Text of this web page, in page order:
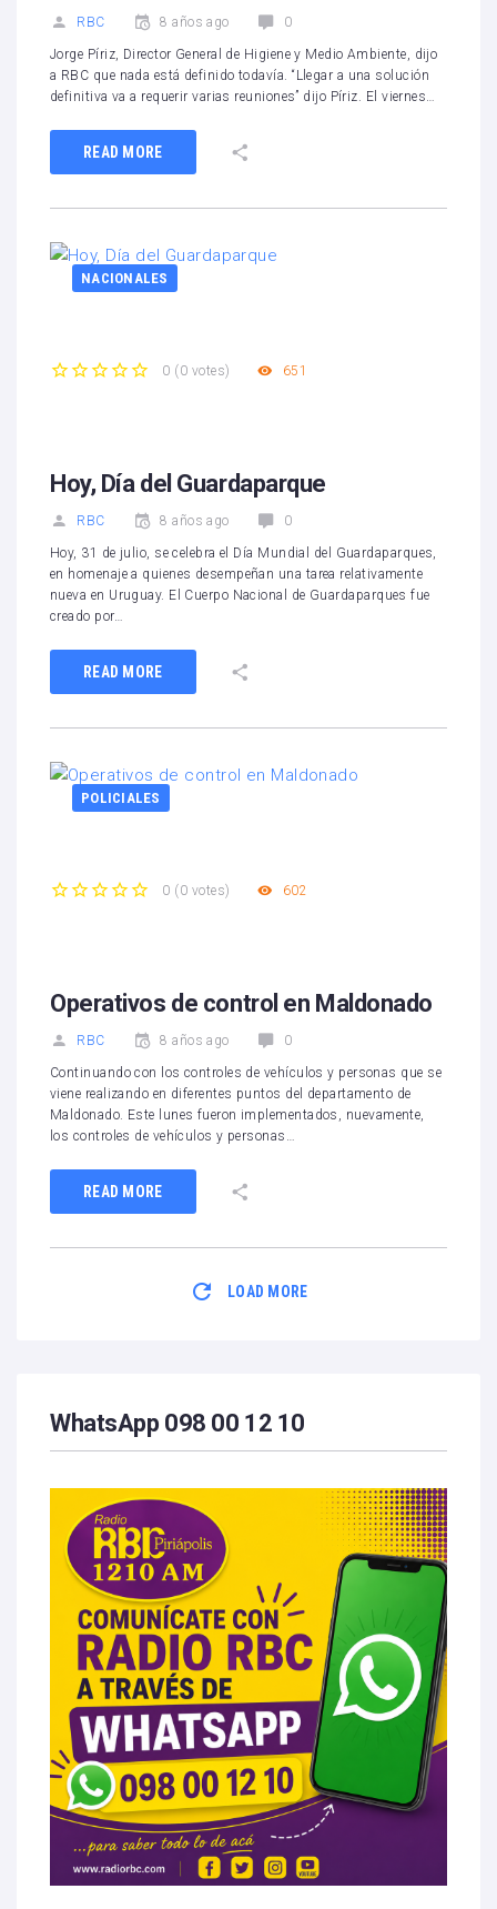
RBC 8 años ago 0
Jorge Píriz, Director General de Higiene y Medio Ambiente, dijo
a RBC que nada está definido todavía. “Llegar a una solución
definitiva va a requerir varias reuniones” dijo Píriz. El viernes…
READ MORE
NACIONALES
0 ( 0 votes) 651
Hoy, Día del Guardaparque
RBC 8 años ago 0
Hoy, 31 de julio, se celebra el Día Mundial del Guardaparques,
en homenaje a quienes desempeñan una tarea relativamente
nueva en Uruguay. El Cuerpo Nacional de Guardaparques fue
creado por…
READ MORE
POLICIALES
0 ( 0 votes) 602
Operativos de control en Maldonado
RBC 8 años ago 0
Continuando con los controles de vehículos y personas que se
viene realizando en diferentes puntos del departamento de
Maldonado. Este lunes fueron implementados, nuevamente,
los controles de vehículos y personas…
READ MORE
LOAD MORE
WhatsApp 098 00 12 10